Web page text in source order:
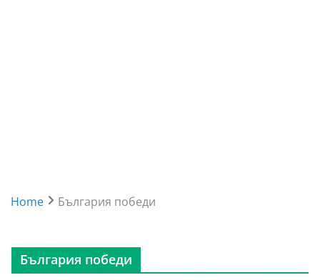
Home България победи
България победи